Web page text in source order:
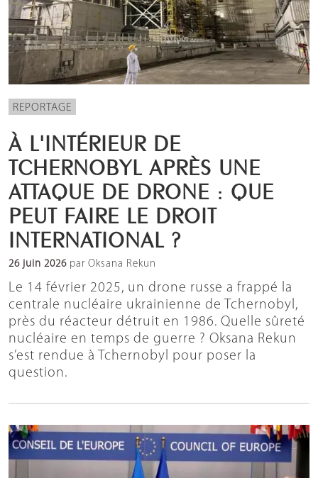
REPORTAGE
À L'INTÉRIEUR DE
TCHERNOBYL APRÈS UNE
ATTAQUE DE DRONE : QUE
PEUT FAIRE LE DROIT
INTERNATIONAL ?
26 juin 2026 par Oksana Rekun
Le 14 février 2025, un drone russe a frappé la
centrale nucléaire ukrainienne de Tchernobyl,
près du réacteur détruit en 1986. Quelle sûreté
nucléaire en temps de guerre ? Oksana Rekun
s’est rendue à Tchernobyl pour poser la
question.